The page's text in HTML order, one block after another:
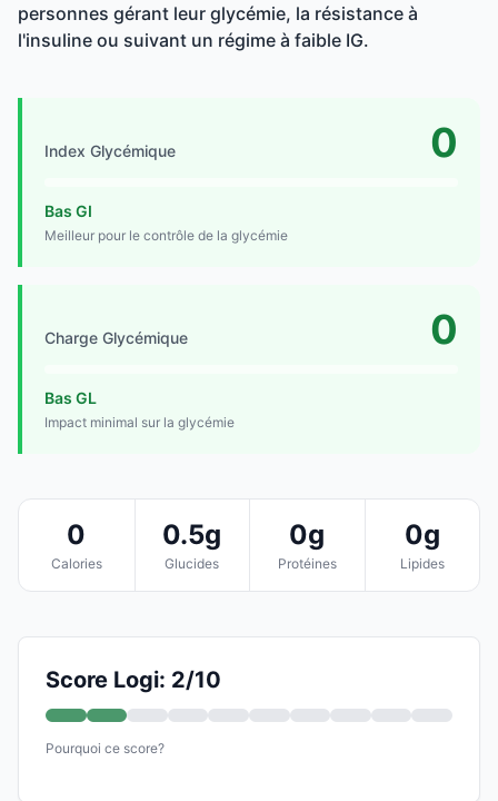
personnes gérant leur glycémie, la résistance à
l'insuline ou suivant un régime à faible IG.
Index Glycémique 0
Bas GI
Meilleur pour le contrôle de la glycémie
Charge Glycémique 0
Bas GL
Impact minimal sur la glycémie
0
Calories
0.5g
Glucides
0g
Protéines
0g
Lipides
Score Logi: 2/10
Pourquoi ce score?